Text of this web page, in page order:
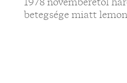
betegsége miatt